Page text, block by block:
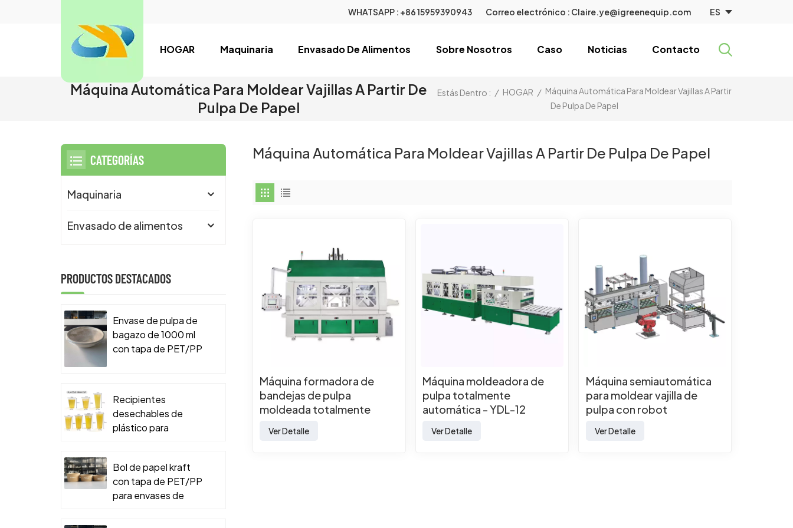
WHATSAPP : +86 15959390943 Correo electrónico : Claire.ye@igreenequip.com ES
HOGAR Maquinaria Envasado De Alimentos Sobre Nosotros Caso Noticias Contacto
Máquina Automática Para Moldear Vajillas A Partir De
Pulpa De Papel
Estás Dentro : / HOGAR / Máquina Automática Para Moldear Vajillas A Partir
De Pulpa De Papel
Máquina Automática Para Moldear Vajillas A Partir De Pulpa De Papel
Máquina formadora de
bandejas de pulpa
moldeada totalmente
Ver Detalle
Máquina moldeadora de
pulpa totalmente
automática - YDL-12
Ver Detalle
Máquina semiautomática
para moldear vajilla de
pulpa con robot
Ver Detalle
CATEGORÍAS
Maquinaria
Envasado de alimentos
PRODUCTOS DESTACADOS
Envase de pulpa de
bagazo de 1000 ml
con tapa de PET/PP
Recipientes
desechables de
plástico para
Bol de papel kraft
con tapa de PET/PP
para envases de